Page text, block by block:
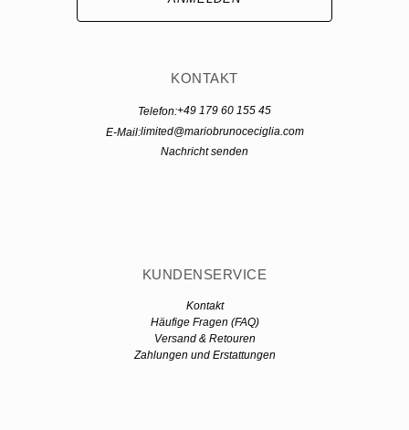
KONTAKT
Telefon:+49 179 60 155 45
E-Mail:limited@mariobrunoceciglia.com
Nachricht senden
KUNDENSERVICE
Kontakt
Häufige Fragen (FAQ)
Versand & Retouren
Zahlungen und Erstattungen